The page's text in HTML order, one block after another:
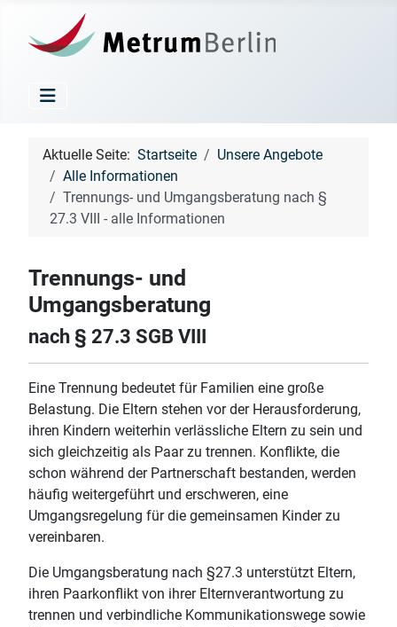
Aktuelle Seite: Startseite
Unsere Angebote
Alle Informationen
Trennungs- und Umgangsberatung nach §
27.3 VIII - alle Informationen
Trennungs- und
Umgangsberatung
nach § 27.3 SGB VIII
Eine Trennung bedeutet für Familien eine große
Belastung. Die Eltern stehen vor der Herausforderung,
ihren Kindern weiterhin verlässliche Eltern zu sein und
sich gleichzeitig als Paar zu trennen. Konflikte, die
schon während der Partnerschaft bestanden, werden
häufig weitergeführt und erschweren, eine
Umgangsregelung für die gemeinsamen Kinder zu
vereinbaren.
Die Umgangsberatung nach §27.3 unterstützt Eltern,
ihren Paarkonflikt von ihrer Elternverantwortung zu
trennen und verbindliche Kommunikationswege sowie